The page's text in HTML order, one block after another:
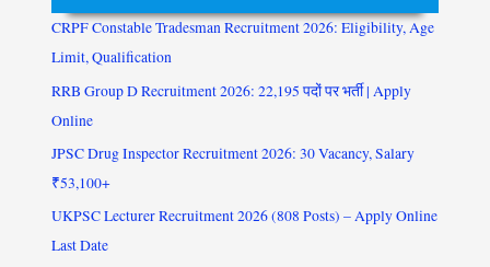
CRPF Constable Tradesman Recruitment 2026: Eligibility, Age
Limit, Qualification
RRB Group D Recruitment 2026: 22,195 पदों पर भर्ती | Apply
Online
JPSC Drug Inspector Recruitment 2026: 30 Vacancy, Salary
₹53,100+
UKPSC Lecturer Recruitment 2026 (808 Posts) – Apply Online
Last Date